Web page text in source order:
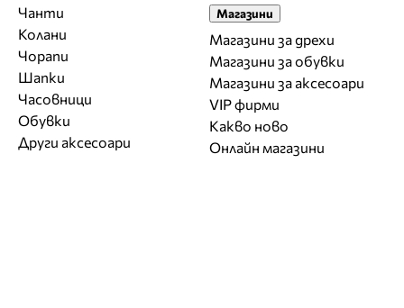
Чанти
Колани
Чорапи
Шапки
Часовници
Обувки
Други аксесоари
Магазини
Магазини за дрехи
Магазини за обувки
Магазини за aксесоари
VIP фирми
Какво ново
Онлайн магазини